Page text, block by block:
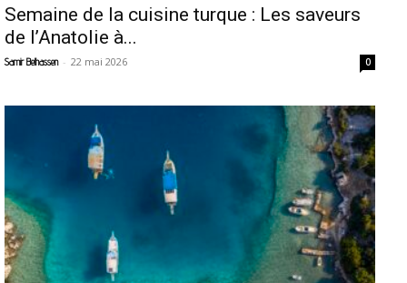
Semaine de la cuisine turque : Les saveurs
de l’Anatolie à...
Samir Belhassen - 22 mai 2026 0